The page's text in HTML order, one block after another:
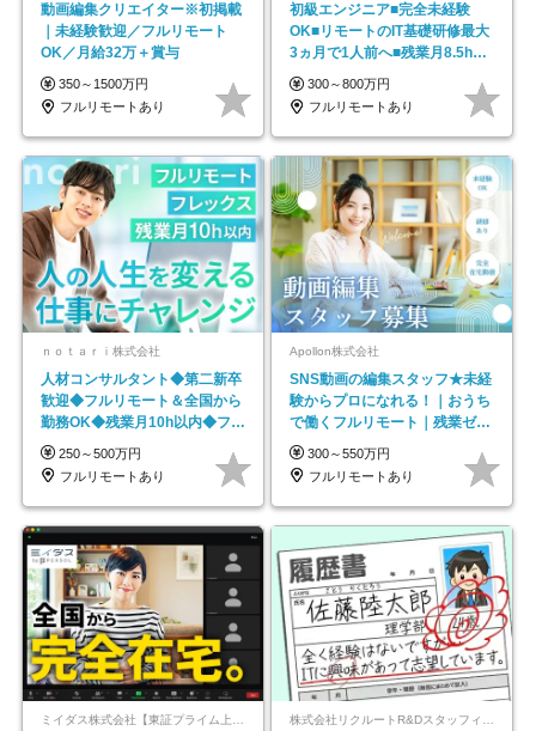
動画編集クリエイター※初掲載
｜未経験歓迎／フルリモート
OK／月給32万＋賞与
350～1500万円
フルリモートあり
初級エンジニア■完全未経験
OK■リモートのIT基礎研修最大
3ヵ月で1人前へ■残業月8.5h■
安定基盤/STR
300～800万円
フルリモートあり
ｎｏｔａｒｉ株式会社
人材コンサルタント◆第二新卒
歓迎◆フルリモート＆全国から
勤務OK◆残業月10h以内◆フレ
ックス制
250～500万円
フルリモートあり
Apollon株式会社
SNS動画の編集スタッフ★未経
験からプロになれる！｜おうち
で働くフルリモート｜残業ゼロ
で18時退勤◎
300～550万円
フルリモートあり